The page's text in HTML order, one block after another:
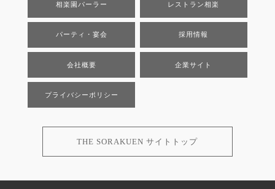
相楽園パーラー レストラン相楽
パーティ・宴会 採用情報
会社概要 企業サイト
プライバシーポリシー
THE SORAKUEN サイトトップ